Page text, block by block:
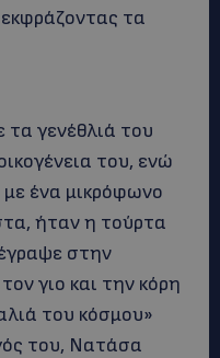
τα
τα γενέθλιά του
του, ενώ
με ένα μικρόφωνο
ήταν η τούρτα
στην
γιο και την κόρη
του κόσμου»
του, Νατάσα